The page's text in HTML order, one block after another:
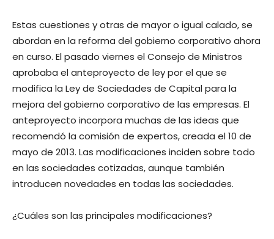
Estas cuestiones y otras de mayor o igual calado, se
abordan en la reforma del gobierno corporativo ahora
en curso. El pasado viernes el Consejo de Ministros
aprobaba el anteproyecto de ley por el que se
modifica la Ley de Sociedades de Capital para la
mejora del gobierno corporativo de las empresas. El
anteproyecto incorpora muchas de las ideas que
recomendó la comisión de expertos, creada el 10 de
mayo de 2013. Las modificaciones inciden sobre todo
en las sociedades cotizadas, aunque también
introducen novedades en todas las sociedades.
¿Cuáles son las principales modificaciones?